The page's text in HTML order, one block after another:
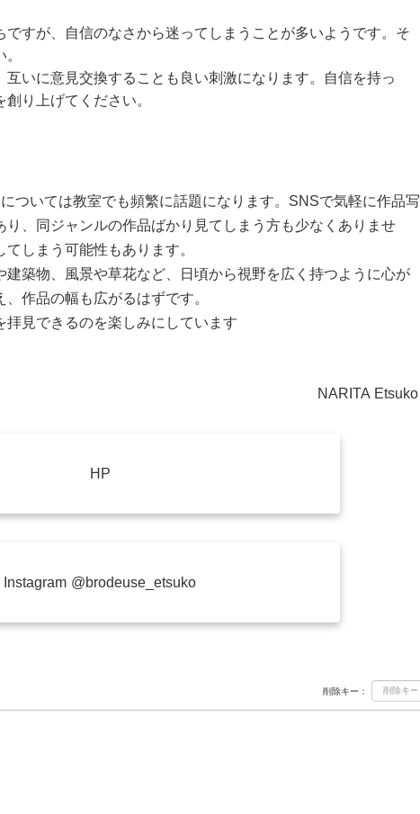
すが、自信のなさから迷ってしまうことが多いようです。そ
互いに意見交換することも良い刺激になります。自信を持っ
り上げてください。
ついては教室でも頻繁に話題になります。SNSで気軽に作品写
、同ジャンルの作品ばかり見てしまう方も少なくありませ
しまう可能性もあります。
築物、風景や草花など、日頃から視野を広く持つように心が
作品の幅も広がるはずです。
見できるのを楽しみにしています
NARITA Etsuko
HP
Instagram @brodeuse_etsuko
削除キー：